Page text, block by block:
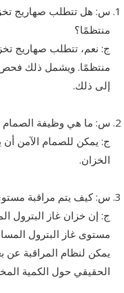
س: هل تتطلب صهاريج
منتظمًا؟
ج: نعم، تتطلب صهاريج
منتظمًا. ويشمل ذلك فحص
إلى ذلك.
س: ما هي وظيفة الصمام
ج: يمكن للصمام الآمن أن
الخزان.
س: كيف يتم مراقبة
ج: إن خزان غاز
مستوى غاز البترول
يمكن لنظام المراقبة
الحقيقي حول الكمية